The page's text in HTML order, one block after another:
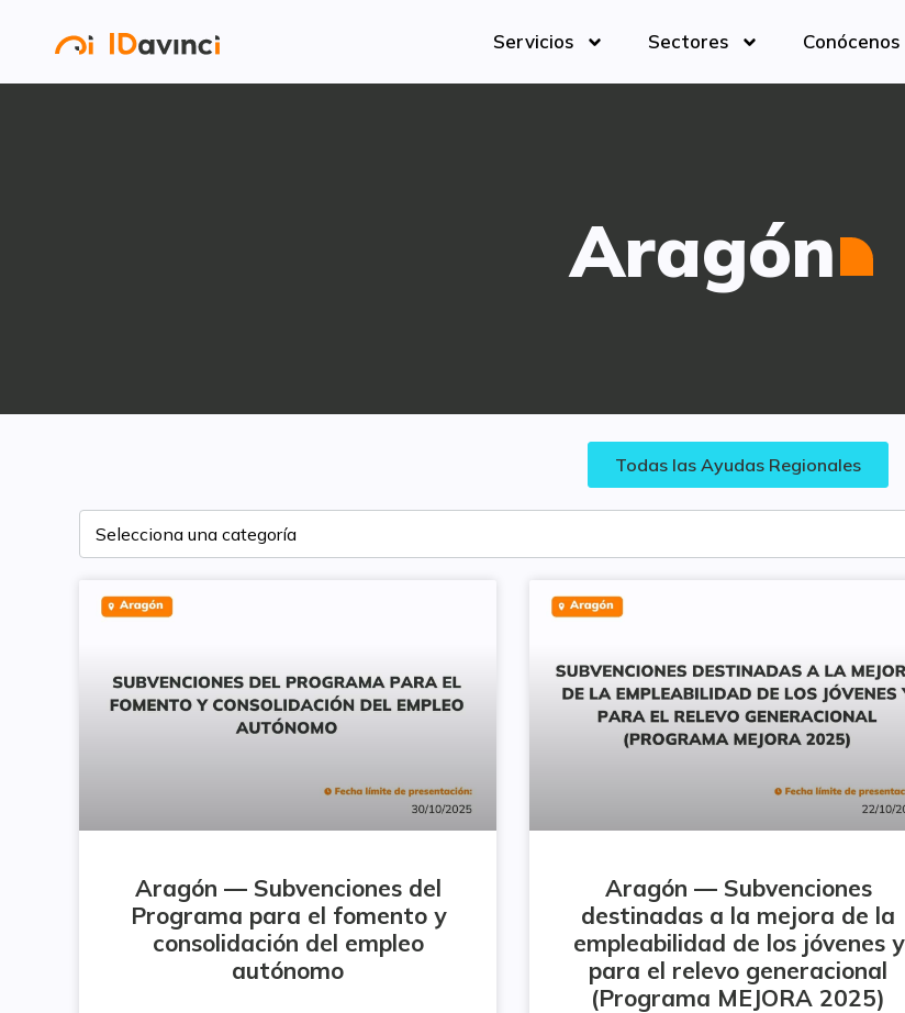
Servicios Sectores Conócenos
Aragón
Todas las Ayudas Regionales
Aragón — Subvenciones del
Programa para el fomento y
consolidación del empleo
autónomo
Aragón — Subvenciones
destinadas a la mejora de la
empleabilidad de los jóvenes y
para el relevo generacional
(Programa MEJORA 2025)